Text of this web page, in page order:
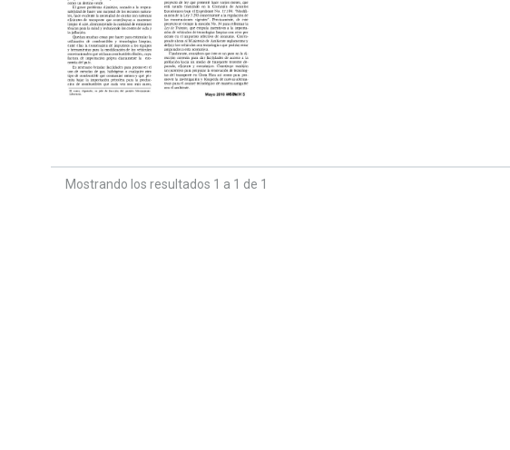
Mostrando los resultados 1 a 1 de 1